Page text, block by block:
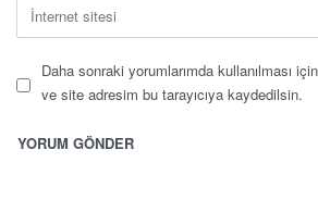
Daha sonraki yorumlarımda kullanılması
ve site adresim bu tarayıcıya kaydedilsin.